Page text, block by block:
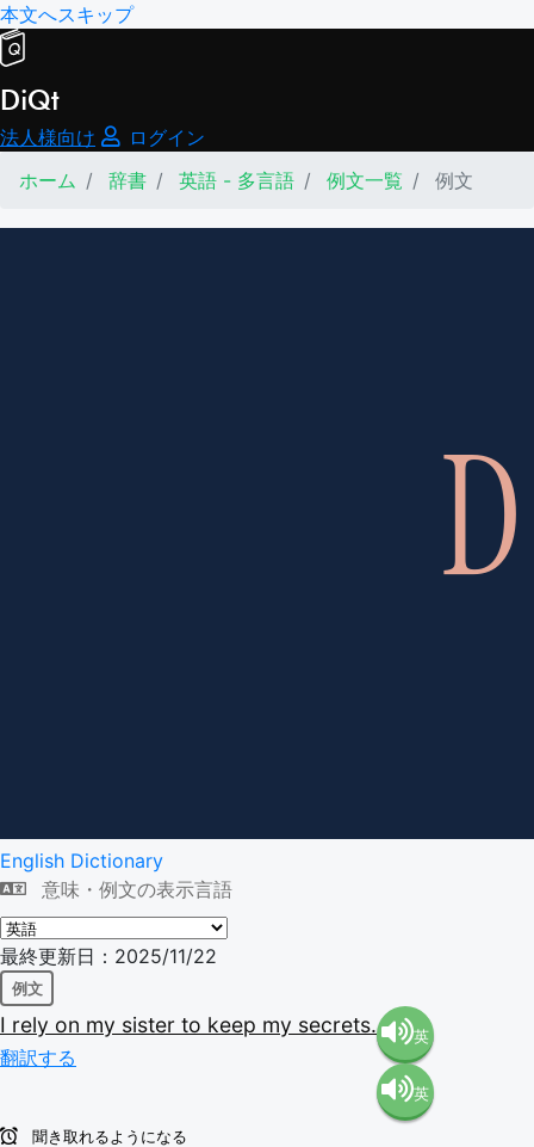
本文へスキップ
DiQt
法人様向け
ログイン
ホーム
辞書 英語 - 多言語 例文一覧 例文
English Dictionary
意味・例文の表示言語
最終更新日：2025/11/22
例文
I rely on my sister to keep my secrets.
翻訳する
英
語（米
英
聞き取れるようになる